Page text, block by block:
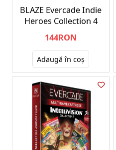
BLAZE Evercade Indie
Heroes Collection 4
144RON
Adaugă în coş